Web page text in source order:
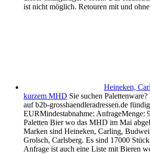
ist nicht möglich. Retouren mit und
Heineken,
kurzem MHD Sie suchen
auf b2b-grosshaendleradressen.de
EURMindestabnahme: AnfrageMenge:
Paletten Bier wo das MHD im Mai
Marken sind Heineken, Carling,
Grolsch, Carlsberg. Es sind 17000
Anfrage ist auch eine Liste mit Bieren